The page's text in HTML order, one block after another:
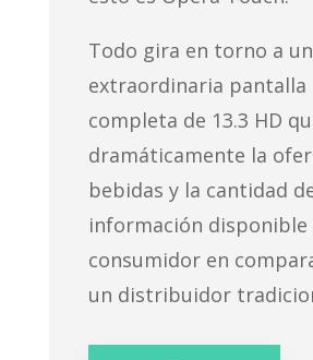
Todo gira en torno a
extraordinaria pantalla
completa de 13.3 HD
dramáticamente la
bebidas y la cantidad
información disponible
consumidor en
un distribuidor